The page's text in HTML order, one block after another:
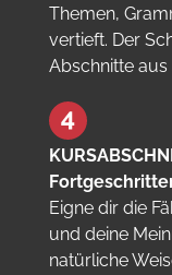
Themen,
vertieft. Der
Abschnitte aus
Eigne dir die
und deine
natürliche